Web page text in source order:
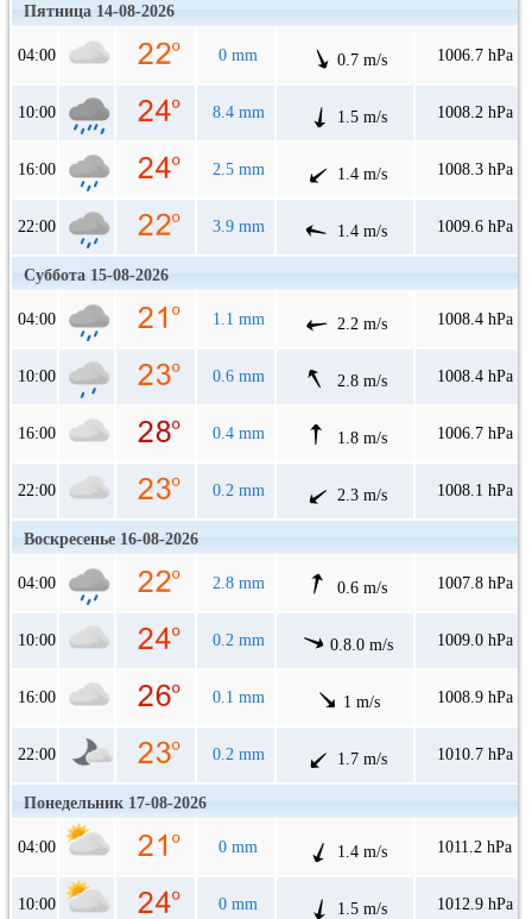
Пятница 14-08-2026
04:00 0 mm 0.7 m/s 1006.7 hPa
10:00 8.4 mm 1.5 m/s 1008.2 hPa
16:00 2.5 mm 1.4 m/s 1008.3 hPa
22:00 3.9 mm 1.4 m/s 1009.6 hPa
Суббота 15-08-2026
04:00 1.1 mm 2.2 m/s 1008.4 hPa
10:00 0.6 mm 2.8 m/s 1008.4 hPa
16:00 0.4 mm 1.8 m/s 1006.7 hPa
22:00 0.2 mm 2.3 m/s 1008.1 hPa
Воскресенье 16-08-2026
04:00 2.8 mm 0.6 m/s 1007.8 hPa
10:00 0.2 mm 0.8.0 m/s 1009.0 hPa
16:00 0.1 mm 1 m/s 1008.9 hPa
22:00 0.2 mm 1.7 m/s 1010.7 hPa
Понедельник 17-08-2026
04:00 0 mm 1.4 m/s 1011.2 hPa
10:00 0 mm 1.5 m/s 1012.9 hPa